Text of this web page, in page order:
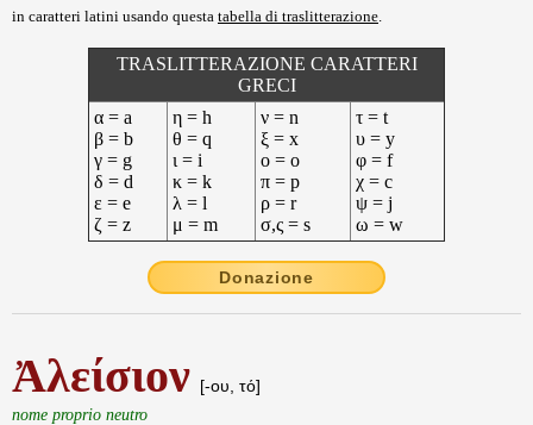
in caratteri latini usando questa tabella di traslitterazione
TRASLITTERAZIONE CARATTERI
GRECI
α = a
β = b
γ = g
δ = d
ε = e
ζ = z
η = h
θ = q
ι = i
κ = k
λ = l
μ = m
ν = n
ξ = x
ο = o
π = p
ρ = r
σ,ς = s
τ = t
υ = y
φ = f
χ = c
ψ = j
ω = w
Donazione
Ἀλείσιον [-ου, τό]
nome proprio neutro